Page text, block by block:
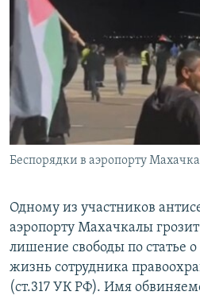
РАСПИСАНИЕ ВЕЩАНИЯ
ПОДПИШИТЕСЬ НА
СОЦИАЛЬНЫЕ СЕТИ
Все сайты РСЕ/РС
Беспорядки в аэропорту
Одному из участников
аэропорту Махачкалы
лишение свободы по статье о
жизнь сотрудника
(ст.317 УК РФ). Имя